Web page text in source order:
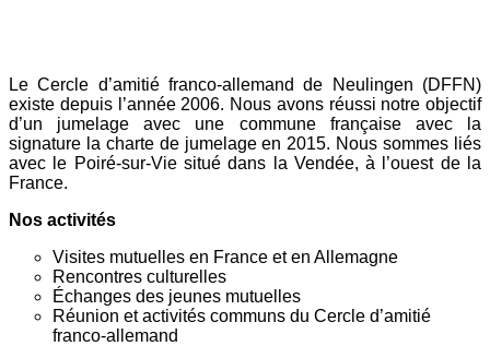
Le Cercle d’amitié franco-allemand de Neulingen (DFFN)
existe depuis l’année 2006. Nous avons réussi notre objectif
d’un jumelage avec une commune française avec la
signature la charte de jumelage en 2015. Nous sommes liés
avec le Poiré-sur-Vie situé dans la Vendée, à l’ouest de la
France.
Nos activités
Visites mutuelles en France et en Allemagne
Rencontres culturelles
Échanges des jeunes mutuelles
Réunion et activités communs du Cercle d’amitié
franco-allemand